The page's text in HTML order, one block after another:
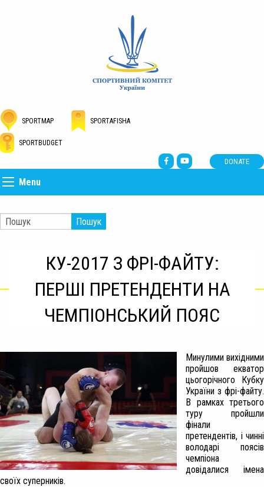
SPORTMAP SPORTAFISHA
SPORTBUDGET
DONATE
Menu
Пошук
КУ-2017 З ФРІ-ФАЙТУ:
ПЕРШІ ПРЕТЕНДЕНТИ НА
ЧЕМПІОНСЬКИЙ ПОЯС
Минулими вихідними
пройшов екватор
цьогорічного Кубку
України з фрі-файту.
В рамках третього
туру пройшли
фінали
претендентів, і чинні
володарі поясів
чемпіона
довідалися імена
своїх суперників.